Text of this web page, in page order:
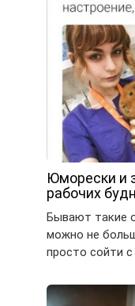
Юморески и
рабочих
Бывают такие
можно не
просто сойти с